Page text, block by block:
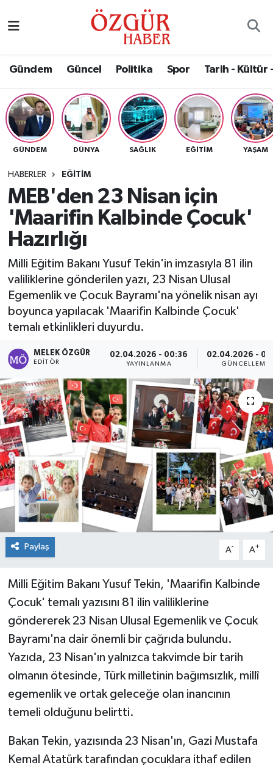
Gündem Güncel Politika Spor Tarih - Kültür
GÜNDEM DÜNYA SAĞLIK EĞITIM YAŞAM
HABERLER EĞITIM
MEB'den 23 Nisan için
'Maarifin Kalbinde Çocuk'
Hazırlığı
Milli Eğitim Bakanı Yusuf Tekin'in imzasıyla 81 ilin
valiliklerine gönderilen yazı, 23 Nisan Ulusal
Egemenlik ve Çocuk Bayramı'na yönelik nisan ayı
boyunca yapılacak 'Maarifin Kalbinde Çocuk'
temalı etkinlikleri duyurdu.
MELEK ÖZGÜR
EDITÖR
02.04.2026 - 00:36
YAYINLANMA
02.04.2026 -
GÜNCELLEME
Paylaş A- A+
Milli Eğitim Bakanı Yusuf Tekin, 'Maarifin Kalbinde
Çocuk' temalı yazısını 81 ilin valiliklerine
göndererek 23 Nisan Ulusal Egemenlik ve Çocuk
Bayramı'na dair önemli bir çağrıda bulundu.
Yazıda, 23 Nisan'ın yalnızca takvimde bir tarih
olmanın ötesinde, Türk milletinin bağımsızlık, millî
egemenlik ve ortak geleceğe olan inancının
temeli olduğunu belirtti.
Bakan Tekin, yazısında 23 Nisan'ın, Gazi Mustafa
Kemal Atatürk tarafından çocuklara ithaf edilen
Eğitim
Ekonomi
Güncel
Gündem
Magazin
Politika
Sağlık
Spor
Tarih - Kültür - Sanat - Turizm
Yaşam
Nöbetçi Eczaneler
Namaz Vakitleri
Trafik Durumu
Süper Lig Puan Durumu ve Fikstür
Tüm Manşetler
Son Dakika Haberleri
Haber Arşivi